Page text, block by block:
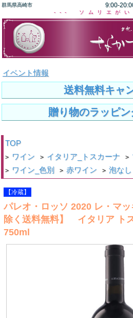
群馬県高崎市 9:00-
--- ソムリエが
イベント情報
送料無料キャ
贈り物のラッピ
TOP
> ワイン > イタリア_トスカーナ >
> ワイン_色別 > 赤ワイン > 泡なし
【冷蔵】
パレオ・ロッソ 2020 レ・マ
除く送料無料】 イタリア ト
750ml